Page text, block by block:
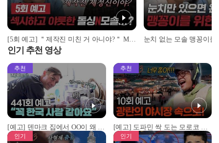
[5회 예고] ＂제작진 미친 거 아니야?＂ MC 넉살이 극대노한 레전드 수업 | ＜돌싱N모솔＞ 5월 12일 (화) 밤 10시 MBC every1
인기 추천 영상
추천
[예고] 덴마크 집에서 OO이 왜 나와...? 이상할 정도로 한국을 사랑하는 우리 형을 제보합니다!
추천
[예고] 도파민 싹 도는 모로코 야시장 투어!
인기 인기